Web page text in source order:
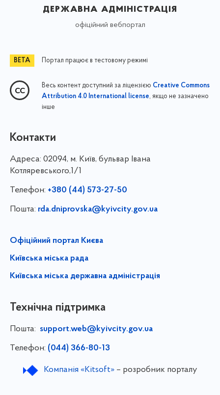
державна адміністрація
офіційний вебпортал
Портал працює в тестовому режимі
Весь контент доступний за ліцензією Creative Commons
Attribution 4.0 International license, якщо не зазначено
інше
Контакти
Адреса: 02094, м. Київ, бульвар Івана
Котляревського,1/1
Телефон: +380 (44) 573-27-50
Пошта: rda.dniprovska@kyivcity.gov.ua
Офіційний портал Києва
Київська міська рада
Київська міська державна адміністрація
Технічна підтримка
Пошта: support.web@kyivcity.gov.ua
Телефон: (044) 366-80-13
Компанія «Kitsoft»– розробник порталу